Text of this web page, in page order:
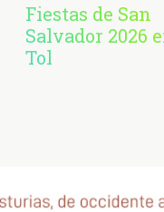
Fiestas de San
Salvador 2026
Tol